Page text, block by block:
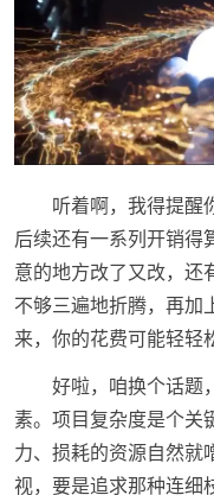
听着啊，我得提醒
后续还有一系列开销得
意的地方改了又改，还
不够三遍地折腾，再加
来，你的花费可能轻轻
好啦，咱换个话题
素。项目复杂度是个关
力、损耗的资源自然就
视，要是追求那种连细